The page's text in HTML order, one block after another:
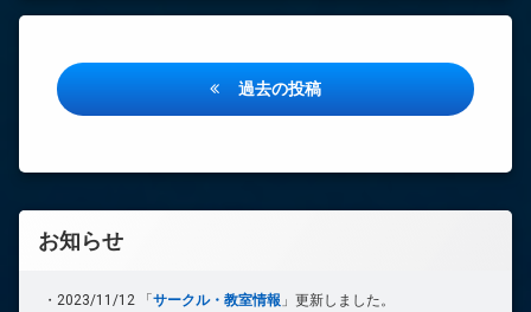
投
稿
ビ
ゲ
ー
シ
過去の投稿
お知らせ
・2023/11/12 「 サークル・教室情報 」更新しました。